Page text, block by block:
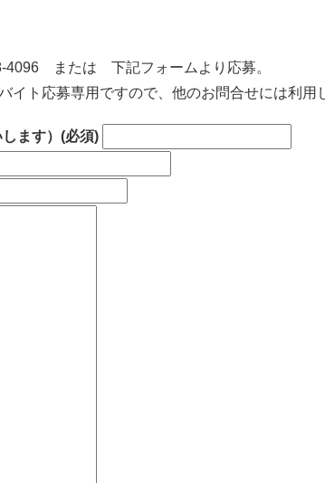
4096 または 下記フォームより応募。
イト応募専用ですので、他のお問合せには利用
ます） (必須)